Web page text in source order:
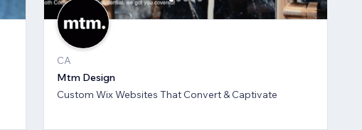
CA
Mtm Design
Custom Wix Websites That Convert & Captivate